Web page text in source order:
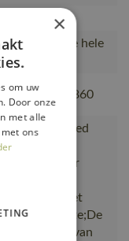
dat de hele
zit.
010, 50143-860
gerecycled
naar
door
ISO
zendingen met
van de ruimte;De
bestelling van
×
om uw
Door onze
met alle
ons